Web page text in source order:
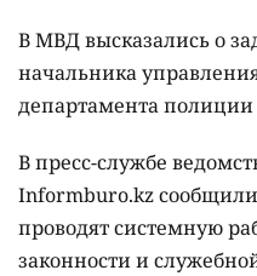
В МВД высказались о
начальника
департамента
В пресс-службе
Informburo.kz
проводят системную
законности и